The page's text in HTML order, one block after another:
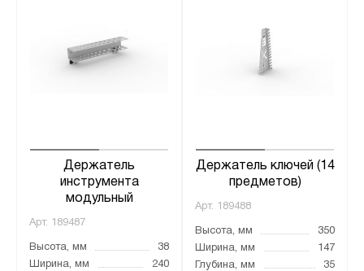
Держатель
инструмента
модульный
Арт. 189487
Высота, мм
38
Ширина, мм
240
Держатель ключей (14
предметов)
Арт. 189488
Высота, мм
350
Ширина, мм
147
Глубина, мм
35